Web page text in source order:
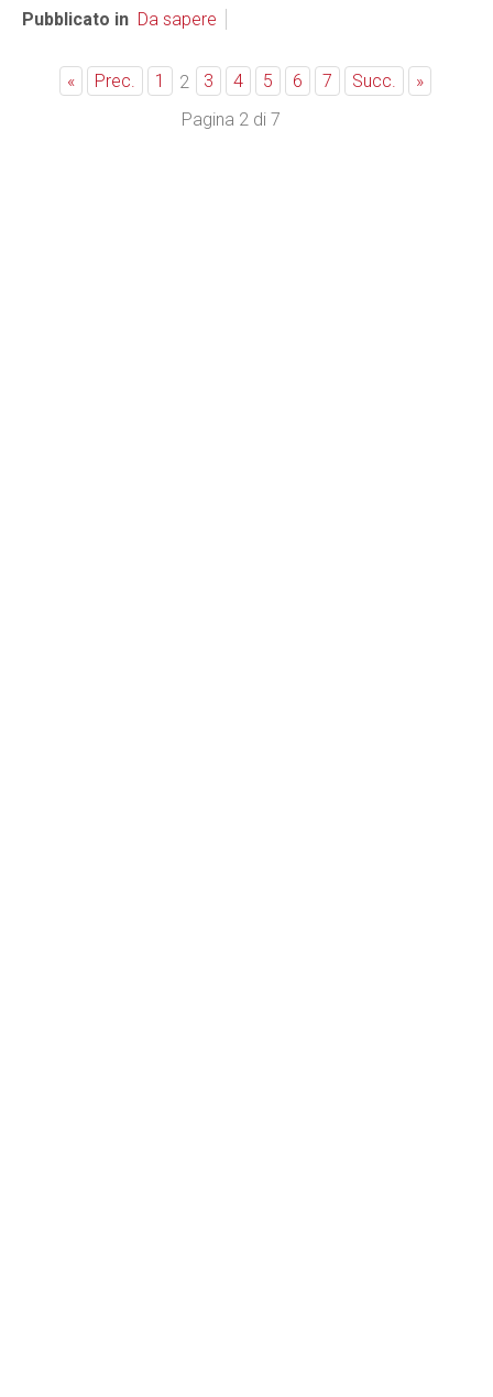
Pubblicato in Da sapere
« Prec. 1 2 3 4 5 6 7 Succ.
»
Pagina 2 di 7